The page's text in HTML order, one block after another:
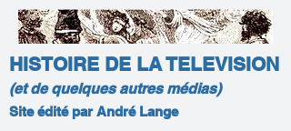
HISTOIRE DE LA TELEVISION
(et de quelques autres médias)
Site édité par André Lange